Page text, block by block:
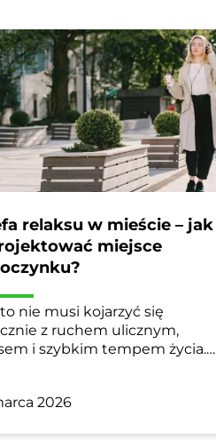
relaksu w mieście – jak
miejsce
nie musi kojarzyć się
z ruchem ulicznym,
i szybkim tempem życia.…
2026